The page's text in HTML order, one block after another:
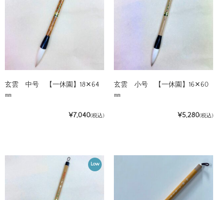
玄雲 中号 【一休園】18✕64
㎜
¥7,040(税込)
玄雲 小号 【一休園】16✕60
㎜
¥5,280(税込)
Low